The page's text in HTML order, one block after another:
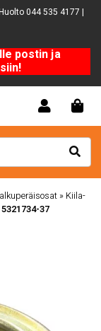
044 535 4177 |
postin ja
» Kiila-
37